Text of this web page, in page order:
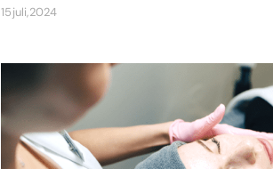
15 juli, 2024